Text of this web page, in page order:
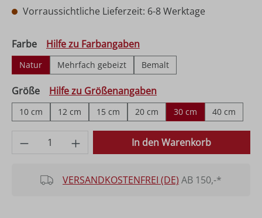
Vorraussichtliche Lieferzeit: 6-8 Werktage
Farbeauswählen
Hilfe zu Farbangaben
Natur Mehrfach gebeizt Bemalt
Größeauswählen
Hilfe zu Größenangaben
10 cm 12 cm 15 cm 20 cm 30 cm 40 cm
Produkt Anzahl: Gib den gewünschten
In den Warenkorb
VERSANDKOSTENFREI (DE) AB 150,-*